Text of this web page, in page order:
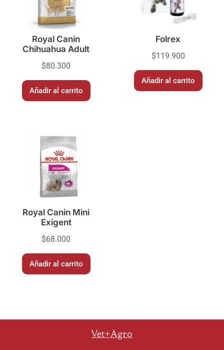
Royal Canin
Chihuahua Adult
$80.300
Añadir al carrito
Folrex
$119.900
Añadir al carrito
Royal Canin Mini
Exigent
$68.000
Añadir al carrito
Vet+Agro